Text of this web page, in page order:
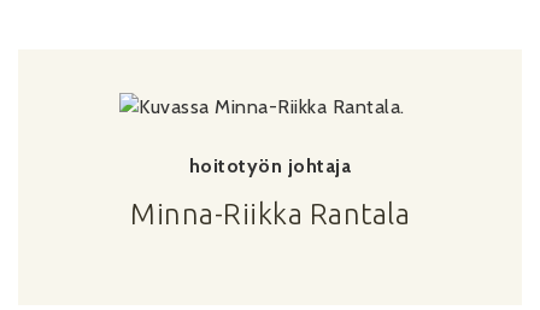
Minna-Riikka Rantala
hoitotyön johtaja